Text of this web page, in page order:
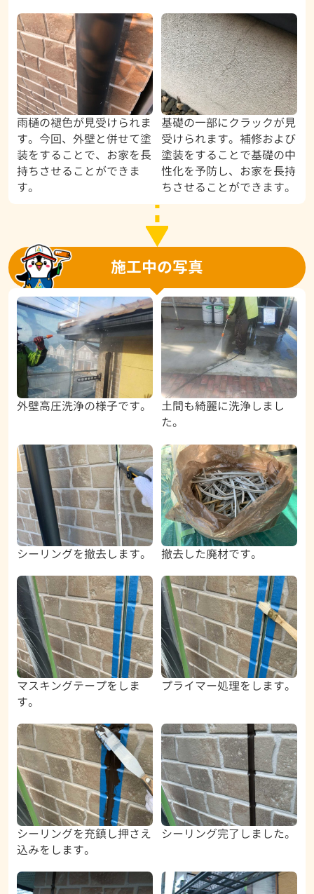
雨樋の褪色が見受けられま
す。今回、外壁と併せて塗
装をすることで、お家を長
持ちさせることができま
す。
基礎の一部にクラックが見
受けられます。補修および
塗装をすることで基礎の中
性化を予防し、お家を長持
ちさせることができます。
施工中の写真
外壁高圧洗浄の様子です。
土間も綺麗に洗浄しまし
た。
シーリングを撤去します。 撤去した廃材です。
マスキングテープをしま
す。
プライマー処理をします。
シーリングを充鎮し押さえ
込みをします。
シーリング完了しました。